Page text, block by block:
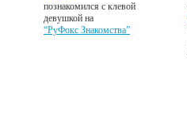
познакомился с клевой
девушкой на
“РуФокс Знакомства”